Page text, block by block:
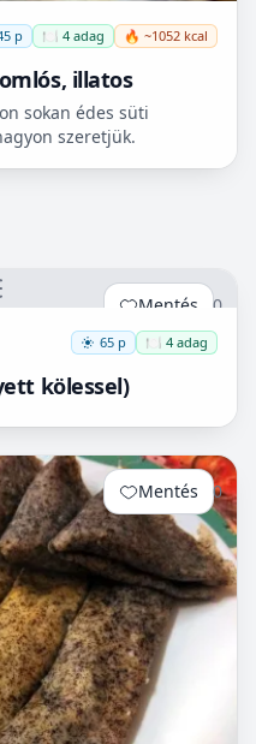
p 🍽️ 4 adag 🔥 ~1052 kcal
illatos
sokan édes süti
szeretjük.
Mentés 0
65 p 🍽️ 4 adag
kölessel)
Mentés 0